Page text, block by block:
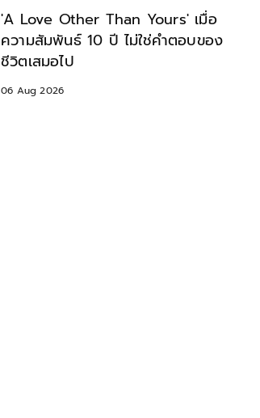
ทำไม ‘T-Beauty’ เครื่องสำอาง
แบรนด์ไทย ครองใจผู้บริโภคในอาเซียน
05 Aug 2026